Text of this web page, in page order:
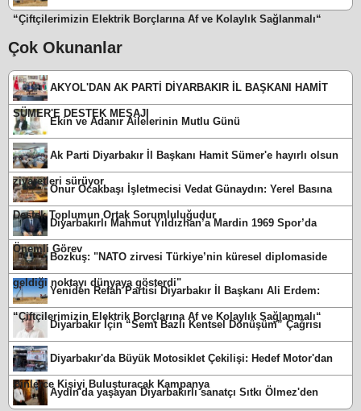
“Çiftçilerimizin Elektrik Borçlarına Af ve Kolaylık Sağlanmalı“
Çok Okunanlar
AKYOL'DAN AK PARTİ DİYARBAKIR İL BAŞKANI HAMİT
SÜMER'E DESTEK MESAJI
Ekin ve Adanır Ailelerinin Mutlu Günü
Ak Parti Diyarbakır İl Başkanı Hamit Sümer'e hayırlı olsun
ziyaretleri sürüyor
Onur Ocakbaşı İşletmecisi Vedat Günaydın: Yerel Basına
Destek Toplumun Ortak Sorumluluğudur
Diyarbakırlı Mahmut Yıldızhan’a Mardin 1969 Spor’da
Önemli Görev
Bozkuş: "NATO zirvesi Türkiye’nin küresel diplomaside
geldiği noktayı dünyaya gösterdi"
Yeniden Refah Partisi Diyarbakır İl Başkanı Ali Erdem:
“Çiftçilerimizin Elektrik Borçlarına Af ve Kolaylık Sağlanmalı“
Diyarbakır İçin “Semt Bazlı Kentsel Dönüşüm” Çağrısı
Diyarbakır'da Büyük Motosiklet Çekilişi: Hedef Motor'dan
Binlerce Kişiyi Buluşturacak Kampanya
Aydın'da yaşayan Diyarbakırlı sanatçı Sıtkı Ölmez'den